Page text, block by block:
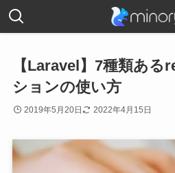
【Laravel】7種類あ
ションの使い方
2019年5月20日 2022年4月15日